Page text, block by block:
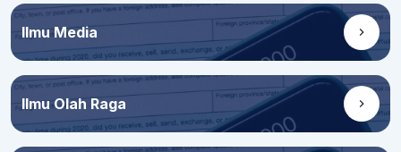
Ilmu Media
Ilmu Olah Raga